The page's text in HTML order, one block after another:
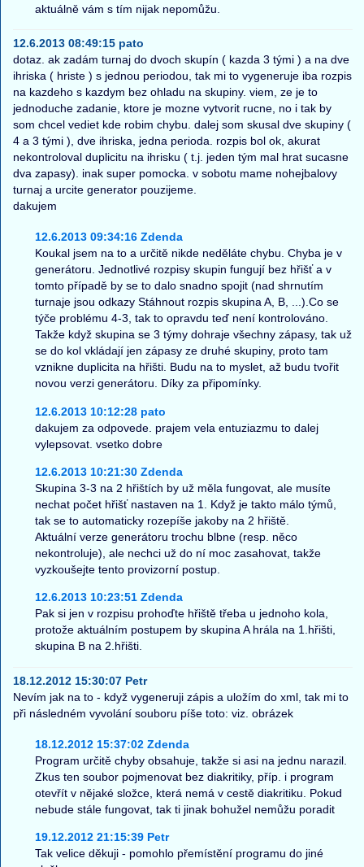
aktuálně vám s tím nijak nepomůžu.
12.6.2013 08:49:15 pato
dotaz. ak zadám turnaj do dvoch skupín ( kazda 3 tými ) a na dve
ihriska ( hriste ) s jednou periodou, tak mi to vygeneruje iba rozpis
na kazdeho s kazdym bez ohladu na skupiny. viem, ze je to
jednoduche zadanie, ktore je mozne vytvorit rucne, no i tak by
som chcel vediet kde robim chybu. dalej som skusal dve skupiny (
4 a 3 tými ), dve ihriska, jedna perioda. rozpis bol ok, akurat
nekontroloval duplicitu na ihrisku ( t.j. jeden tým mal hrat sucasne
dva zapasy). inak super pomocka. v sobotu mame nohejbalovy
turnaj a urcite generator pouzijeme.
dakujem
12.6.2013 09:34:16 Zdenda
Koukal jsem na to a určitě nikde neděláte chybu. Chyba je v
generátoru. Jednotlivé rozpisy skupin fungují bez hřišť a v
tomto případě by se to dalo snadno spojit (nad shrnutím
turnaje jsou odkazy Stáhnout rozpis skupina A, B, ...).Co se
týče problému 4-3, tak to opravdu teď není kontrolováno.
Takže když skupina se 3 týmy dohraje všechny zápasy, tak už
se do kol vkládají jen zápasy ze druhé skupiny, proto tam
vznikne duplicita na hřišti. Budu na to myslet, až budu tvořit
novou verzi generátoru. Díky za připomínky.
12.6.2013 10:12:28 pato
dakujem za odpovede. prajem vela entuziazmu to dalej
vylepsovat. vsetko dobre
12.6.2013 10:21:30 Zdenda
Skupina 3-3 na 2 hřištích by už měla fungovat, ale musíte
nechat počet hřišť nastaven na 1. Když je takto málo týmů,
tak se to automaticky rozepíše jakoby na 2 hřiště.
Aktuální verze generátoru trochu blbne (resp. něco
nekontroluje), ale nechci už do ní moc zasahovat, takže
vyzkoušejte tento provizorní postup.
12.6.2013 10:23:51 Zdenda
Pak si jen v rozpisu prohoďte hřiště třeba u jednoho kola,
protože aktuálním postupem by skupina A hrála na 1.hřišti,
skupina B na 2.hřišti.
18.12.2012 15:30:07 Petr
Nevím jak na to - když vygeneruji zápis a uložím do xml, tak mi to
při následném vyvolání souboru píše toto: viz. obrázek
18.12.2012 15:37:02 Zdenda
Program určitě chyby obsahuje, takže si asi na jednu narazil.
Zkus ten soubor pojmenovat bez diakritiky, příp. i program
otevřít v nějaké složce, která nemá v cestě diakritiku. Pokud
nebude stále fungovat, tak ti jinak bohužel nemůžu poradit
19.12.2012 21:15:39 Petr
Tak velice děkuji - pomohlo přemístění programu do jiné